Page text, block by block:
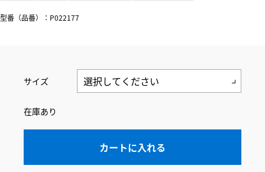
型番（品番）：P022177
サイズ
在庫あり
カートに入れる